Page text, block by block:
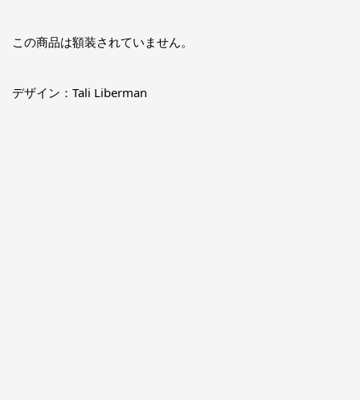
この商品は額装されていません。
デザイン：Tali Liberman